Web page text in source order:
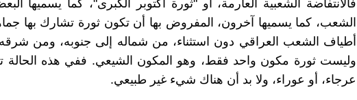
فالانتفاضة الشعبية العارمة، أو "ثورة أكتوبر الكبرى"، كما يسميها
الشعب، كما يسميها آخرون، المفروض بها أن تكون ثورة تشارك بها
أطياف الشعب العراقي دون استثناء، من شماله إلى جنوبه، ومن
وليست ثورة مكون واحد فقط، وهو المكون الشيعي. ففي هذه الحالة
عرجاء، أو عوراء، ولا بد أن هناك شيء غير طبيعي.